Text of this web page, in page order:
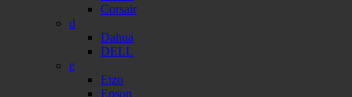
Corsair
d
Dahua
DELL
e
Eizo
Epson